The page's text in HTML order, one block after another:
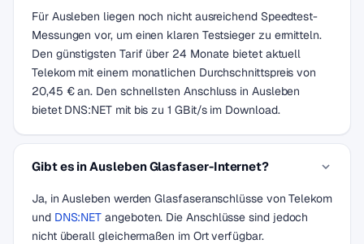
Für Ausleben liegen noch nicht ausreichend Speedtest-
Messungen vor, um einen klaren Testsieger zu ermitteln.
Den günstigsten Tarif über 24 Monate bietet aktuell
Telekom mit einem monatlichen Durchschnittspreis von
20,45 € an. Den schnellsten Anschluss in Ausleben
bietet DNS:NET mit bis zu 1 GBit/s im Download.
Gibt es in Ausleben Glasfaser-Internet?
Ja, in Ausleben werden Glasfaseranschlüsse von Telekom
und DNS:NET angeboten. Die Anschlüsse sind jedoch
nicht überall gleichermaßen im Ort verfügbar.